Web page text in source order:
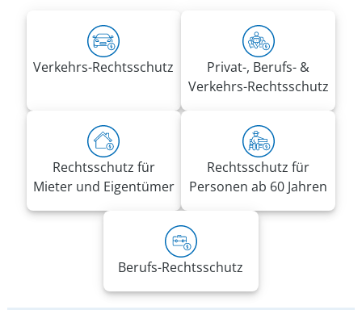
Verkehrs-Rechtsschutz
Privat-, Berufs- &
Verkehrs-Rechtsschutz
Rechtsschutz für
Mieter und Eigentümer
Rechtsschutz für
Personen ab 60 Jahren
Berufs-Rechtsschutz